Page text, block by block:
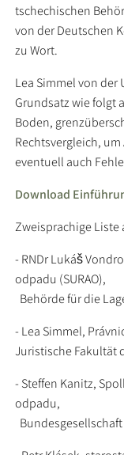
tschechischen
von der Deutschen
zu Wort.
Lea Simmel von der
Grundsatz wie folgt
Boden,
Rechtsvergleich,
eventuell auch
Download
Zweisprachige Liste
- RNDr Lukáš
odpadu (SURAO),
Behörde für die
- Lea Simmel,
Juristische Fakultät
- Steffen Kanitz,
odpadu,